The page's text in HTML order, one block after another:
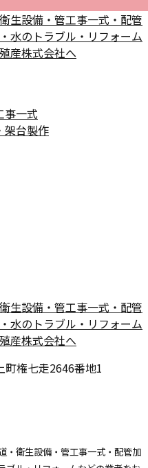
事一式
架台製作
町権七走2646番地1
衛生設備・管工事一式・配管加